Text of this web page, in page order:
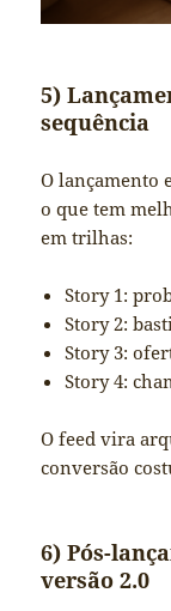
5)
sequência
O lançamento
o que tem
em trilhas:
Story 1:
Story 2:
Story 3:
Story 4:
O feed vira
conversão
6) Pós-
versão 2.0